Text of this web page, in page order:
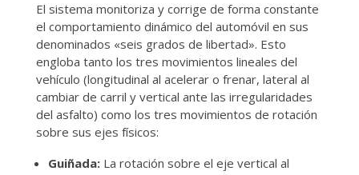
El sistema monitoriza y corrige de forma constante
el comportamiento dinámico del automóvil en sus
denominados «seis grados de libertad». Esto
engloba tanto los tres movimientos lineales del
vehículo (longitudinal al acelerar o frenar, lateral al
cambiar de carril y vertical ante las irregularidades
del asfalto) como los tres movimientos de rotación
sobre sus ejes físicos:
Guiñada:La rotación sobre el eje vertical al